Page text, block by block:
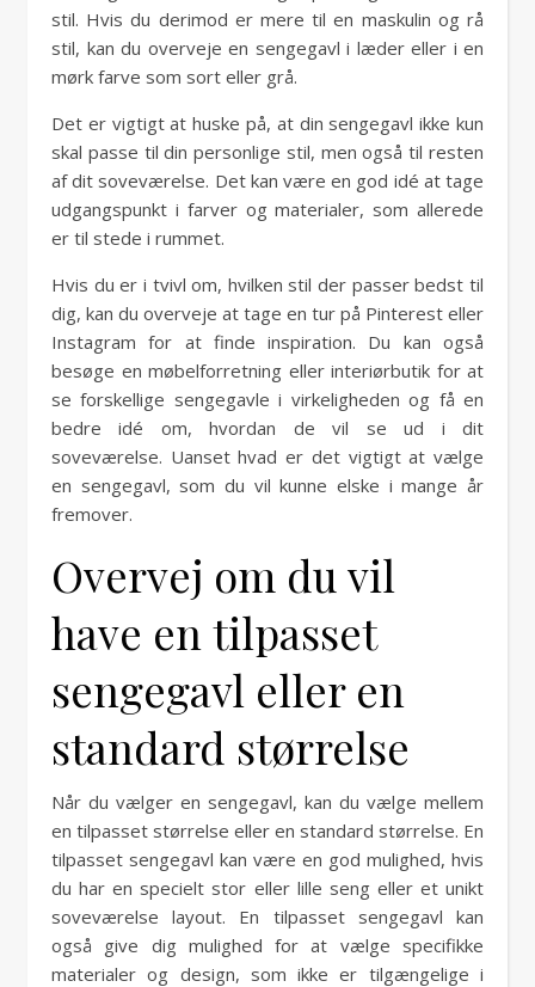
stil. Hvis du derimod er mere til en maskulin og rå
stil, kan du overveje en sengegavl i læder eller i en
mørk farve som sort eller grå.
Det er vigtigt at huske på, at din sengegavl ikke kun
skal passe til din personlige stil, men også til resten
af dit soveværelse. Det kan være en god idé at tage
udgangspunkt i farver og materialer, som allerede
er til stede i rummet.
Hvis du er i tvivl om, hvilken stil der passer bedst til
dig, kan du overveje at tage en tur på Pinterest eller
Instagram for at finde inspiration. Du kan også
besøge en møbelforretning eller interiørbutik for at
se forskellige sengegavle i virkeligheden og få en
bedre idé om, hvordan de vil se ud i dit
soveværelse. Uanset hvad er det vigtigt at vælge
en sengegavl, som du vil kunne elske i mange år
fremover.
Overvej om du vil
have en tilpasset
sengegavl eller en
standard størrelse
Når du vælger en sengegavl, kan du vælge mellem
en tilpasset størrelse eller en standard størrelse. En
tilpasset sengegavl kan være en god mulighed, hvis
du har en specielt stor eller lille seng eller et unikt
soveværelse layout. En tilpasset sengegavl kan
også give dig mulighed for at vælge specifikke
materialer og design, som ikke er tilgængelige i